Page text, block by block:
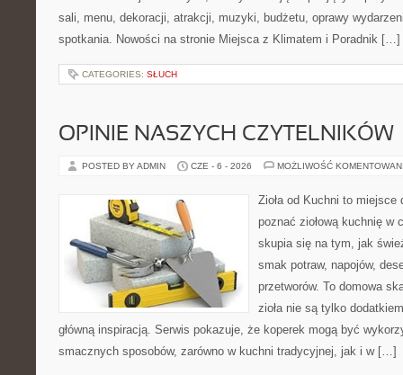
sali, menu, dekoracji, atrakcji, muzyki, budżetu, oprawy
spotkania. Nowości na stronie Miejsca z Klimatem i Poradnik […]
CATEGORIES: SŁUCH
OPINIE NASZYCH CZYTELNIKÓW
POSTED BY ADMIN CZE - 6 - 2026 MOŻLIWOŚĆ
Zioła od Kuchni to
poznać ziołową kuchnię w
skupia się na tym, jak
smak potraw, napojów,
przetworów. To domowa
zioła nie są tylko
główną inspiracją. Serwis pokazuje, że koperek mogą być
smacznych sposobów, zarówno w kuchni tradycyjnej, jak i w […]